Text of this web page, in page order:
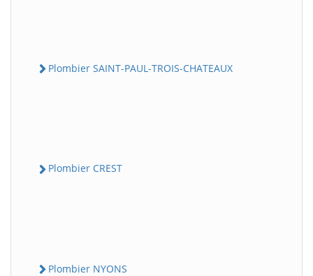
Plombier SAINT-PAUL-TROIS-CHATEAUX
Plombier CREST
Plombier NYONS